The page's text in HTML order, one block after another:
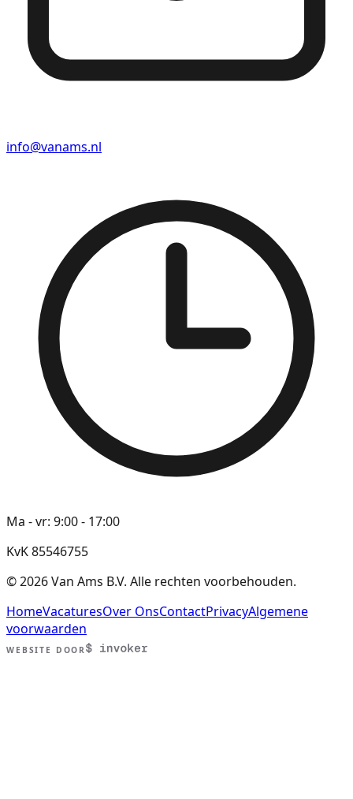
info@vanams.nl
Ma - vr: 9:00 - 17:00
KvK 85546755
©2026Van Ams B.V. Alle rechten voorbehouden.
HomeVacaturesOver OnsContactPrivacyAlgemene
voorwaarden
WEBSITE DOOR